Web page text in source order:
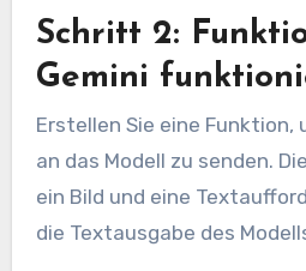
Schritt 2:
Gemini
Erstellen Sie eine Funktion,
an das Modell zu senden.
ein Bild und eine
die Textausgabe des